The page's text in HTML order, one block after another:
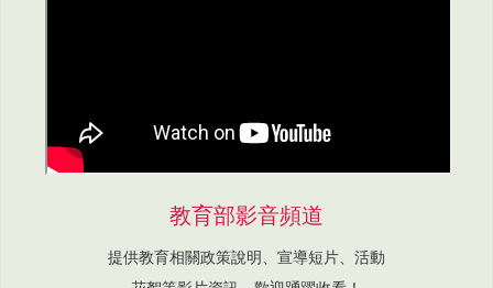
教育部影音頻道
提供教育相關政策說明、宣導短片、活動